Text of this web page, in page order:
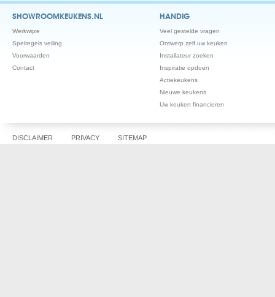
SHOWROOMKEUKENS.NL
Werkwijze
Spelregels veiling
Voorwaarden
Contact
HANDIG
Veel gestelde vragen
Ontwerp zelf uw keuken
Installateur zoeken
Inspiratie opdoen
Actiekeukens
Nieuwe keukens
Uw keuken financieren
DISCLAIMER PRIVACY SITEMAP